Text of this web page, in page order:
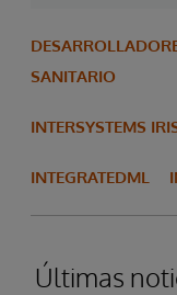
SANITARIO
INTERSYSTEMS
INTEGRATEDML
Últimas